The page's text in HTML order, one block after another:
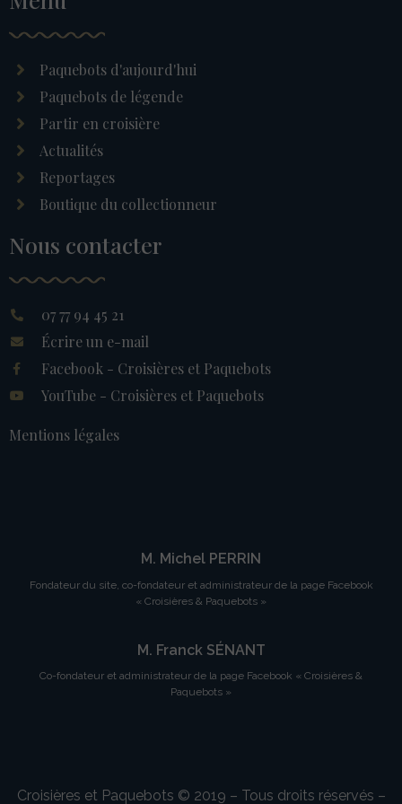
Paquebots d'aujourd'hui
Paquebots de légende
Partir en croisière
Actualités
Reportages
Boutique du collectionneur
Nous contacter
07 77 94 45 21
Écrire un e-mail
Facebook - Croisières et Paquebots
YouTube - Croisières et Paquebots
Mentions légales
M. Michel PERRIN
Fondateur du site, co-fondateur et administrateur de la page Facebook
« Croisières & Paquebots »
M. Franck SÉNANT
Co-fondateur et administrateur de la page Facebook « Croisières &
Paquebots »
Croisières et Paquebots © 2019 – Tous droits réservés –